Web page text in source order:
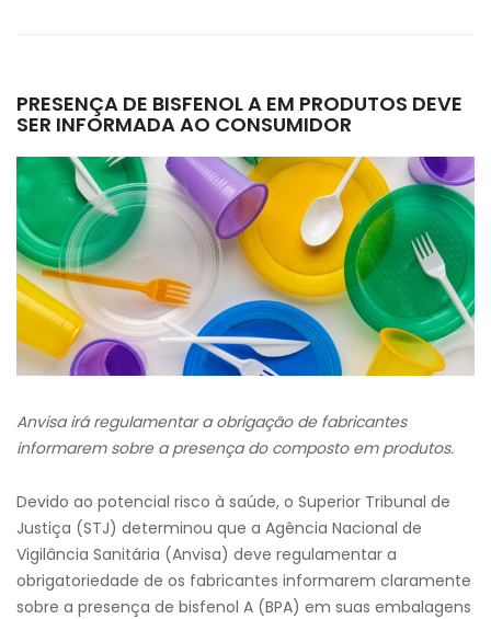
PRESENÇA DE BISFENOL A EM PRODUTOS DEVE
SER INFORMADA AO CONSUMIDOR
Anvisa irá regulamentar a obrigação de fabricantes
informarem sobre a presença do composto em produtos.
Devido ao potencial risco à saúde, o Superior Tribunal de
Justiça (STJ) determinou que a Agência Nacional de
Vigilância Sanitária (Anvisa) deve regulamentar a
obrigatoriedade de os fabricantes informarem claramente
sobre a presença de bisfenol A (BPA) em suas embalagens